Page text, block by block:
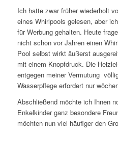
Ich hatte zwar früher wiederholt
eines Whirlpools gelesen, aber
für Werbung gehalten. Heute
nicht schon vor Jahren einen
Pool selbst wirkt äußerst
mit einem Knopfdruck. Die
entgegen meiner Vermutung 
Wasserpflege erfordert nur
Abschließend möchte ich Ihnen
Enkelkinder ganz besondere
möchten nun viel häufiger den